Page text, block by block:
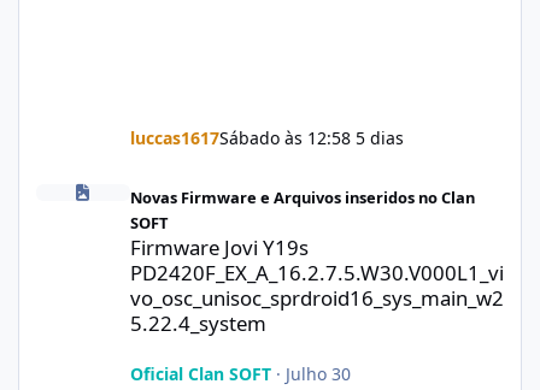
luccas1617Sábado às 12:58 5 dias
Firmware Jovi Y19s
Novas Firmware e Arquivos inseridos no Clan
SOFT
Firmware Jovi Y19s
PD2420F_EX_A_16.2.7.5.W30.V000L1_vi
vo_osc_unisoc_sprdroid16_sys_main_w2
5.22.4_system
Oficial Clan SOFT· Julho 30